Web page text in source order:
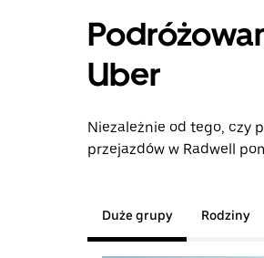
Uber
Niezależnie od tego, czy
przejazdów w Radwell
Duże grupy Rodziny